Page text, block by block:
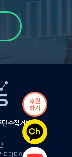
후원
하기
단수집거부
티미디어센터 9층